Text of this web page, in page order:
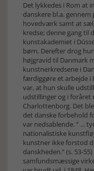
Det lykkedes i Rom at
danskere bl.a.
hovedværk samt at
kredse; denne gang til
kunstakademiet i
børn. Derefter drog
højgravid til Danmark
kunstnerkredsene i
færdiggøre et arbejde i
var, at hun skulle
udstillinger og i foråret
Charlottenborg. Det
det danske forbehold
var nedsablende. ” ...
nationalistiske
kunstner ikke forstod
danskheden.” (s. 53-
samfundsmæssige